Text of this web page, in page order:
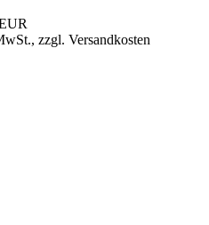
zzgl. Versandkosten